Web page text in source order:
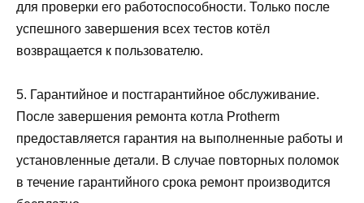
для проверки его работоспособности. Только после
успешного завершения всех тестов котёл
возвращается к пользователю.
5. Гарантийное и постгарантийное обслуживание.
После завершения ремонта котла Protherm
предоставляется гарантия на выполненные работы и
установленные детали. В случае повторных поломок
в течение гарантийного срока ремонт производится